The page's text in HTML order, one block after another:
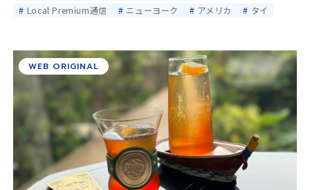
Local Premium通信
ニューヨーク アメリカ タイ
WEB ORIGINAL